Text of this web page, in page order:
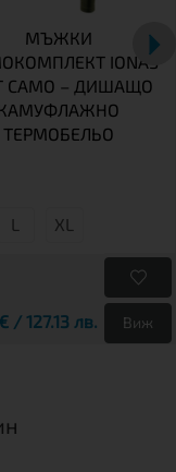
МЪЖКИ
IONAS
CAMO – ДИШАЩО
ТЕРМОБЕЛЬО
L XL
/ 127.13 лв. Виж